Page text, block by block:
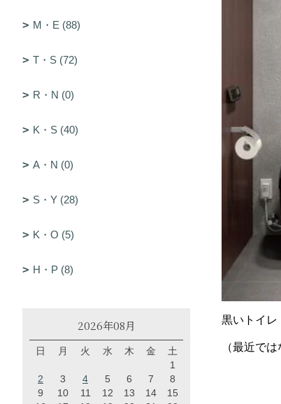
黒いトイレ
（最近で
M・E (88)
T・S (72)
R・N (0)
K・S (40)
A・N (0)
S・Y (28)
K・O (5)
H・P (8)
2026年08月
日 月 火 水 木 金
土
1
2
3 4 5 6 7
8
9
10 11 12 13 14
15